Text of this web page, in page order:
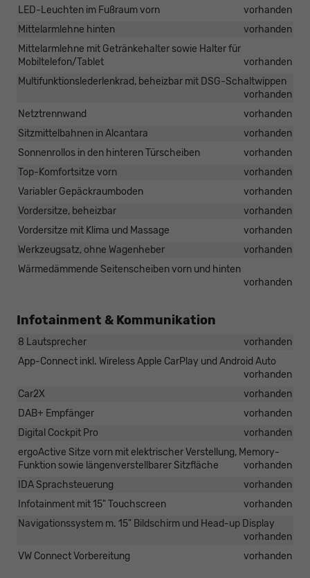
LED-Leuchten im Fußraum vorn
vorhanden
Mittelarmlehne hinten
vorhanden
Mittelarmlehne mit Getränkehalter sowie Halter für
Mobiltelefon/Tablet
vorhanden
Multifunktionslederlenkrad, beheizbar mit DSG-Schaltwippen
vorhanden
Netztrennwand
vorhanden
Sitzmittelbahnen in Alcantara
vorhanden
Sonnenrollos in den hinteren Türscheiben
vorhanden
Top-Komfortsitze vorn
vorhanden
Variabler Gepäckraumboden
vorhanden
Vordersitze, beheizbar
vorhanden
Vordersitze mit Klima und Massage
vorhanden
Werkzeugsatz, ohne Wagenheber
vorhanden
Wärmedämmende Seitenscheiben vorn und hinten
vorhanden
Infotainment & Kommunikation
8 Lautsprecher
vorhanden
App-Connect inkl. Wireless Apple CarPlay und Android Auto
vorhanden
Car2X
vorhanden
DAB+ Empfänger
vorhanden
Digital Cockpit Pro
vorhanden
ergoActive Sitze vorn mit elektrischer Verstellung, Memory-
Funktion sowie längenverstellbarer Sitzfläche
vorhanden
IDA Sprachsteuerung
vorhanden
Infotainment mit 15" Touchscreen
vorhanden
Navigationssystem m. 15" Bildschirm und Head-up Display
vorhanden
VW Connect Vorbereitung
vorhanden